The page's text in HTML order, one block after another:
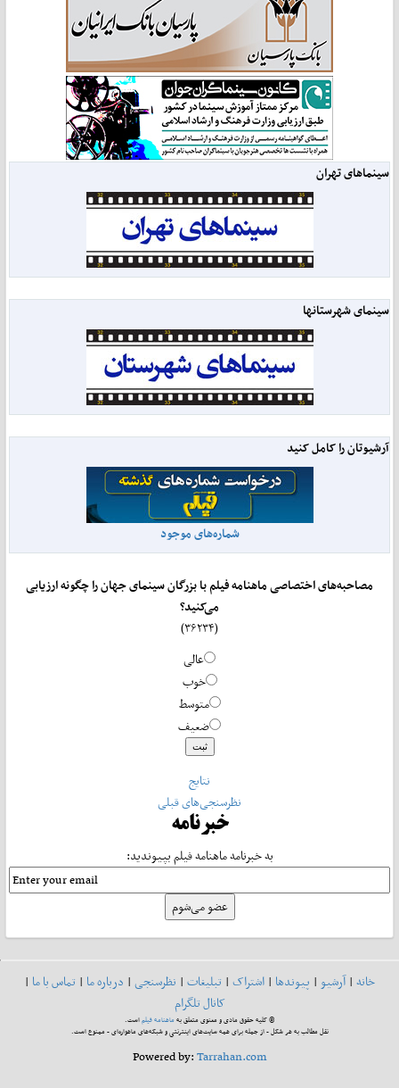
سینماهای تهران
سینمای شهرستانها
آرشیوتان را کامل کنید
شماره‌های موجود
مصاحبه‌های اختصاصی ماهنامه فیلم با بزرگان سینمای جهان را چگونه ارزیابی
می‌کنید؟
عالی
خوب
متوسط
ضعیف
نتایج
نظرسنجی‌های قبلی
خبرنامه
به خبرنامه ماهنامه فیلم بپیوندید:
خانه|آرشیو| پیوندها| اشتراک| تبلیغات| نظرسنجی| درباره ما| تماس با ما|
کانال تلگرام
© کلیه حقوق مادی و معنوی متعلق بهماهنامه فیلماست.
نقل مطالب به هر شکل - از جمله برای همه سایت‌های اینترنتی و شبکه‌های ماهواره‌ای - ممنوع است.
Powered by:Tarrahan.com